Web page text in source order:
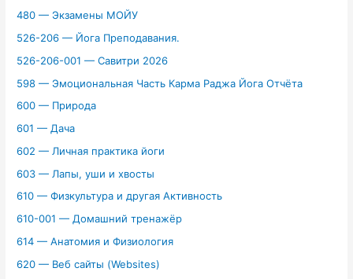
480 — Экзамены МОЙУ
526-206 — Йога Преподавания.
526-206-001 — Савитри 2026
598 — Эмоциональная Часть Карма Раджа Йога Отчёта
600 — Природа
601 — Дача
602 — Личная практика йоги
603 — Лапы, уши и хвосты
610 — Физкультура и другая Активность
610-001 — Домашний тренажёр
614 — Анатомия и Физиология
620 — Веб сайты (Websites)